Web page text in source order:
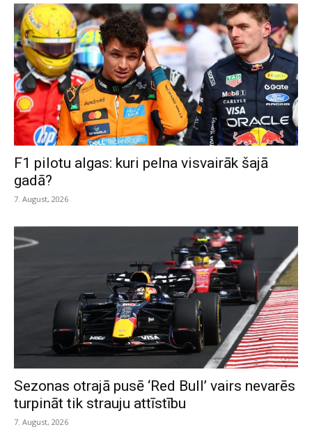
F1 pilotu algas: kuri pelna visvairāk šajā
gadā?
7. August, 2026
Sezonas otrajā pusē ‘Red Bull’ vairs nevarēs
turpināt tik strauju attīstību
7. August, 2026